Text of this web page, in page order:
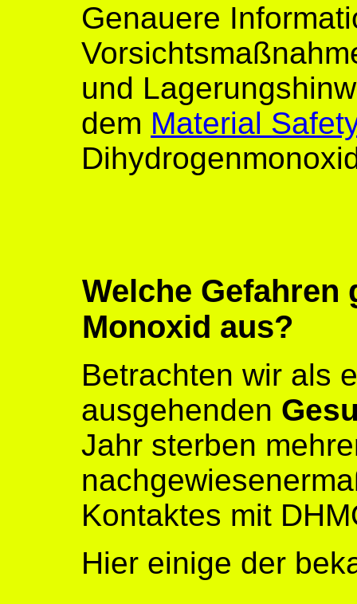
Genauere
und
dem Material
Welche Gefahren
Monoxid aus?
Betrachten wir als
ausgehenden
Jahr sterben
Kontaktes mit
Hier einige der